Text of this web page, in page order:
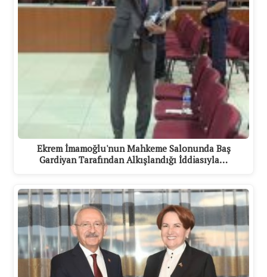
Ekrem İmamoğlu'nun Mahkeme Salonunda Baş
Gardiyan Tarafından Alkışlandığı İddiasıyla…